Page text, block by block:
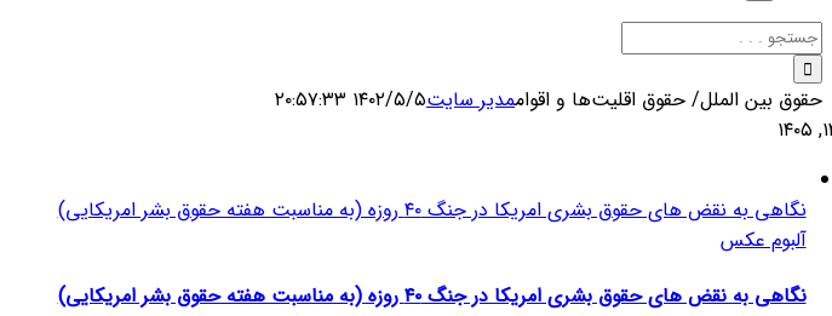
جستجو
برای:
حقوق بین الملل/ حقوق اقلیت‌ها و اقواممدیر سایت۱۴۰۲/۵/۵ ۲۰:۵۷:۳۳
نگاهی به نقض های حقوق بشری امریکا در جنگ ۴۰ روزه (به مناسبت هفته حقوق بشر امریکایی)
آلبوم عکس
نگاهی به نقض های حقوق بشری امریکا در جنگ ۴۰ روزه (به مناسبت هفته حقوق بشر امریکایی)